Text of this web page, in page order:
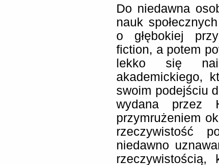
Do niedawna
nauk
o głębokiej
fiction, a potem
lekko się
akademickiego,
swoim podejściu
wydana przez
przymrużeniem
rzeczywistość
niedawno
rzeczywistością,